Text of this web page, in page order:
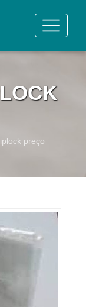
preço